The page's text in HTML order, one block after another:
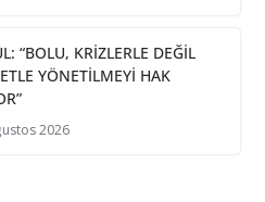
“BOLU, KRİZLERLE DEĞİL
YÖNETİLMEYİ HAK
2026